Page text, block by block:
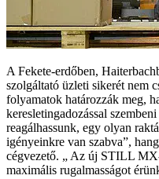
A Fekete-erdőben,
szolgáltató üzleti sikerét nem
folyamatok határozzák meg,
keresletingadozással
reagálhassunk, egy olyan
igényeinkre van szabva”,
cégvezető. „ Az új STILL
maximális rugalmasságot